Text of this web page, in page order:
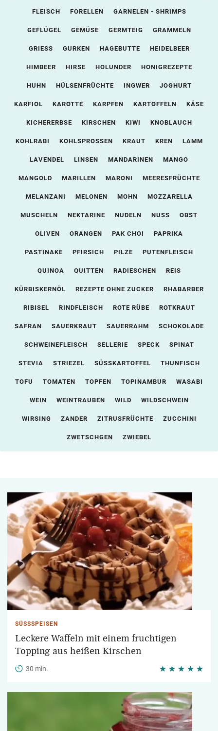
FLEISCH FORELLEN GARNELEN - SHRIMPS
GEFLÜGEL GEMÜSE GERMTEIG GRAMMELN
GRIESS GURKEN HAGEBUTTE HEIDELBEER
HIMBEER HIRSE HOLUNDER HONIGREZEPTE
HUHN HÜLSENFRÜCHTE INGWER JOGHURT
KARFIOL KAROTTE KARPFEN KARTOFFELN KÄSE
KICHERERBSE KIRSCHEN KIWI KNOBLAUCH
KOHLRABI KOHLSPROSSEN KRAUT KREN LAMM
LAVENDEL LINSEN MANDARINEN MANGO
MANGOLD MARILLEN MARONI MEERESFRÜCHTE
MELANZANI MELONEN MOHN MOZZARELLA
MUSCHELN NEKTARINE NUDELN NUSS OBST
OLIVEN ORANGEN PAK CHOI PAPRIKA
PASTINAKE PFIRSICH PILZE PUTENFLEISCH
QUINOA QUITTEN RADIESCHEN REIS
KÜRBISKERNÖL REZEPTE OHNE ZUCKER RHABARBER
RIBISEL RINDFLEISCH ROTE RÜBE ROTKRAUT
SAFRAN SAUERKRAUT SAUERRAHM SCHOKOLADE
SCHWEINEFLEISCH SELLERIE SPECK SPINAT
STEVIA STRIEZEL SÜSSKARTOFFEL THUNFISCH
TOFU TOMATEN TOPFEN TOPINAMBUR WASABI
WEIN WEINTRAUBEN WILD WILDSCHWEIN
WIRSING ZANDER ZITRUSFRÜCHTE ZUCCHINI
ZWETSCHGEN ZWIEBEL
SÜSSSPEISEN
Leckere Waffeln mit einem fruchtigen
Topping aus heißen Kirschen
30 min.